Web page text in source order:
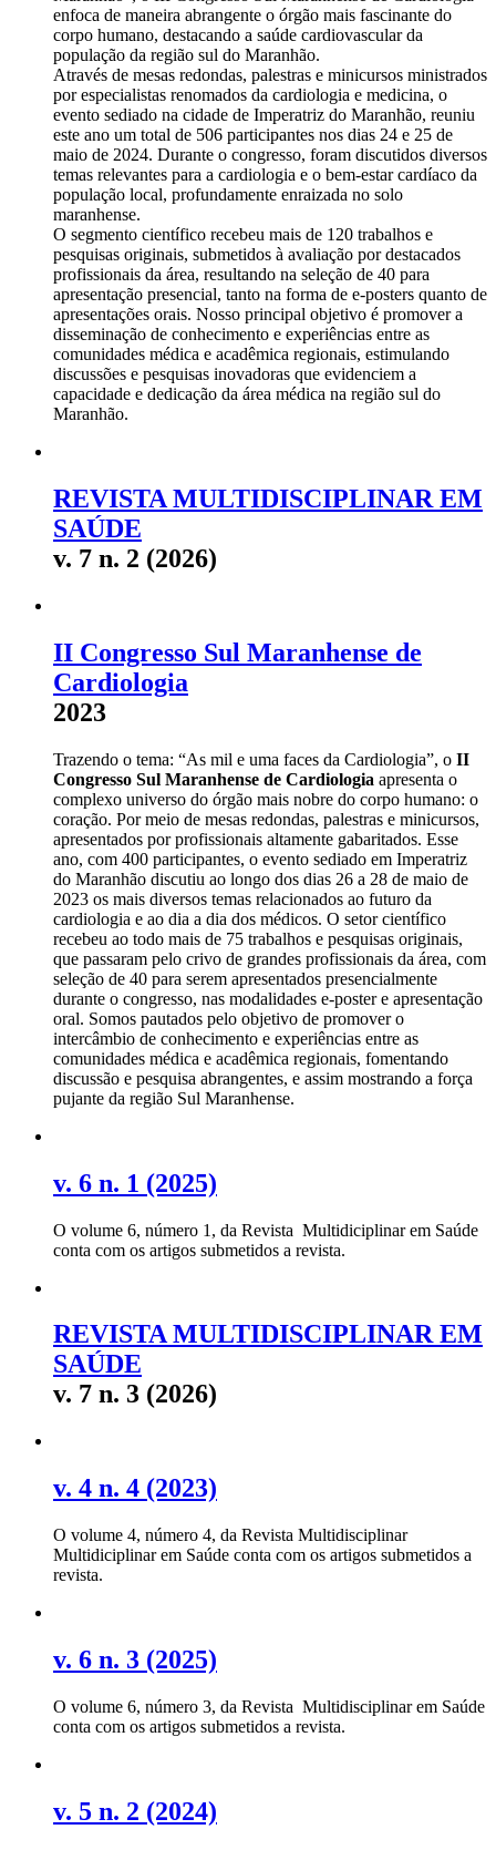
enfoca de maneira abrangente o órgão mais fascinante do
corpo humano, destacando a saúde cardiovascular da
população da região sul do Maranhão.
Através de mesas redondas, palestras e minicursos ministrados
por especialistas renomados da cardiologia e medicina, o
evento sediado na cidade de Imperatriz do Maranhão, reuniu
este ano um total de 506 participantes nos dias 24 e 25 de
maio de 2024. Durante o congresso, foram discutidos diversos
temas relevantes para a cardiologia e o bem-estar cardíaco da
população local, profundamente enraizada no solo
maranhense.
O segmento científico recebeu mais de 120 trabalhos e
pesquisas originais, submetidos à avaliação por destacados
profissionais da área, resultando na seleção de 40 para
apresentação presencial, tanto na forma de e-posters quanto de
apresentações orais. Nosso principal objetivo é promover a
disseminação de conhecimento e experiências entre as
comunidades médica e acadêmica regionais, estimulando
discussões e pesquisas inovadoras que evidenciem a
capacidade e dedicação da área médica na região sul do
Maranhão.
REVISTA MULTIDISCIPLINAR EM
SAÚDE
v. 7 n. 2 (2026)
II Congresso Sul Maranhense de
Cardiologia
2023
Trazendo o tema: “As mil e uma faces da Cardiologia”, o II
Congresso Sul Maranhense de Cardiologia apresenta o
complexo universo do órgão mais nobre do corpo humano: o
coração. Por meio de mesas redondas, palestras e minicursos,
apresentados por profissionais altamente gabaritados. Esse
ano, com 400 participantes, o evento sediado em Imperatriz
do Maranhão discutiu ao longo dos dias 26 a 28 de maio de
2023 os mais diversos temas relacionados ao futuro da
cardiologia e ao dia a dia dos médicos. O setor científico
recebeu ao todo mais de 75 trabalhos e pesquisas originais,
que passaram pelo crivo de grandes profissionais da área, com
seleção de 40 para serem apresentados presencialmente
durante o congresso, nas modalidades e-poster e apresentação
oral. Somos pautados pelo objetivo de promover o
intercâmbio de conhecimento e experiências entre as
comunidades médica e acadêmica regionais, fomentando
discussão e pesquisa abrangentes, e assim mostrando a força
pujante da região Sul Maranhense.
v. 6 n. 1 (2025)
O volume 6, número 1, da Revista Multidiciplinar em Saúde
conta com os artigos submetidos a revista.
REVISTA MULTIDISCIPLINAR EM
SAÚDE
v. 7 n. 3 (2026)
v. 4 n. 4 (2023)
O volume 4, número 4, da Revista Multidisciplinar
Multidiciplinar em Saúde conta com os artigos submetidos a
revista.
v. 6 n. 3 (2025)
O volume 6, número 3, da Revista Multidisciplinar em Saúde
conta com os artigos submetidos a revista.
v. 5 n. 2 (2024)